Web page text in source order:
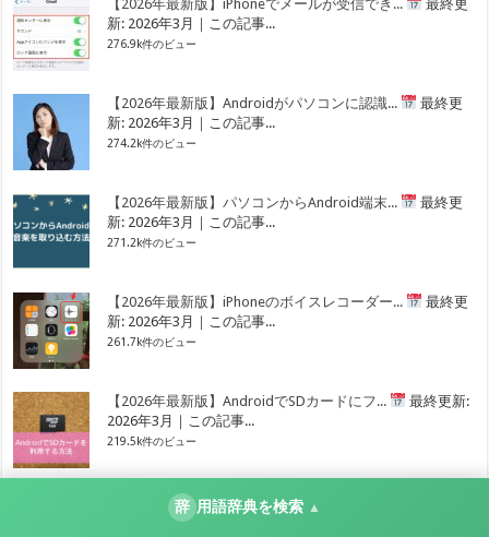
【2026年最新版】iPhoneでメールが受信でき...
最終更
新: 2026年3月｜この記事...
276.9k件のビュー
【2026年最新版】Androidがパソコンに認識...
最終更
新: 2026年3月｜この記事...
274.2k件のビュー
【2026年最新版】パソコンからAndroid端末...
最終更
新: 2026年3月｜この記事...
271.2k件のビュー
【2026年最新版】iPhoneのボイスレコーダー...
最終更
新: 2026年3月｜この記事...
261.7k件のビュー
【2026年最新版】AndroidでSDカードにフ...
最終更新:
2026年3月｜この記事...
219.5k件のビュー
辞 用語辞典を検索 ▲